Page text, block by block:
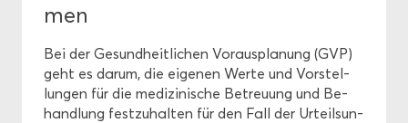
men
Bei der Ge­sund­heit­li­chen Vor­aus­pla­nung (GVP)
geht es darum, die ei­ge­nen Werte und Vor­stel­
lun­gen für die me­di­zi­ni­sche Be­treu­ung und Be­
hand­lung fest­zu­hal­ten für den Fall der Ur­teils­un­